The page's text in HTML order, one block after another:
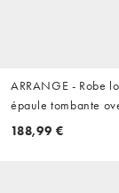
ARRANGE - Robe
épaule tombante
olive
188,99 €